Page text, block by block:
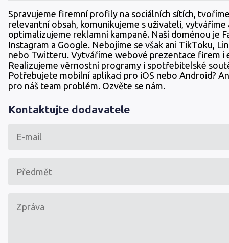
Spravujeme firemní profily na sociálních sítích,
relevantní obsah, komunikujeme s uživateli, vytváříme
optimalizujeme reklamní kampaně. Naší doménou je
Instagram a Google. Nebojíme se však ani TikToku,
nebo Twitteru. Vytváříme webové prezentace firem i
Realizujeme věrnostní programy i spotřebitelské
Potřebujete mobilní aplikaci pro iOS nebo Android?
pro náš team problém. Ozvěte se nám.
Kontaktujte dodavatele